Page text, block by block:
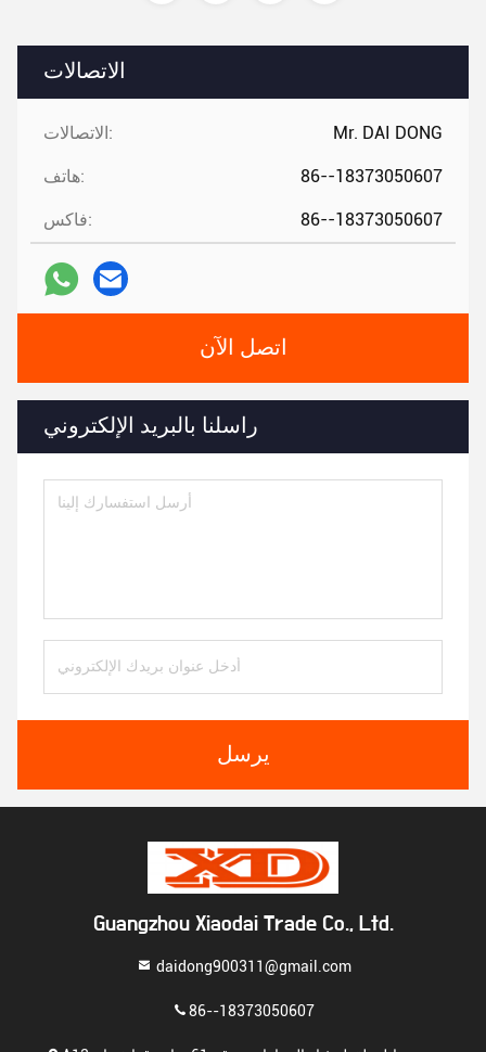
الاتصالات
الاتصالات: Mr. DAI DONG
هاتف: 86--18373050607
فاكس: 86--18373050607
اتصل الآن
راسلنا بالبريد الإلكتروني
يرسل
Guangzhou Xiaodai Trade Co., Ltd.
daidong900311@gmail.com
86--18373050607